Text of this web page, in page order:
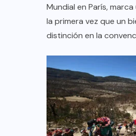
Mundial en París,
la primera vez que un
distinción en la